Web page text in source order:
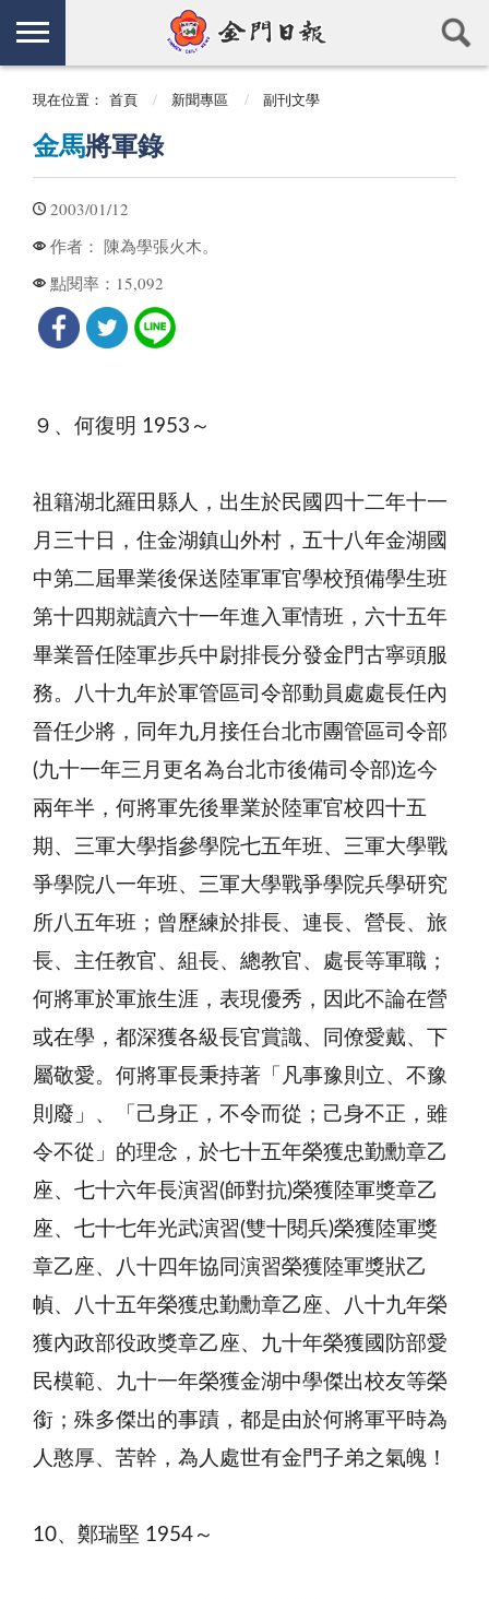
現在位置： 首頁 新聞專區 副刊文學
金馬將軍錄
2003/01/12
作者： 陳為學張火木。
點閱率： 15,092
９、何復明 1953～
祖籍湖北羅田縣人，出生於民國四十二年十一
月三十日，住金湖鎮山外村，五十八年金湖國
中第二屆畢業後保送陸軍軍官學校預備學生班
第十四期就讀六十一年進入軍情班，六十五年
畢業晉任陸軍步兵中尉排長分發金門古寧頭服
務。八十九年於軍管區司令部動員處處長任內
晉任少將，同年九月接任台北市團管區司令部
(九十一年三月更名為台北市後備司令部)迄今
兩年半，何將軍先後畢業於陸軍官校四十五
期、三軍大學指參學院七五年班、三軍大學戰
爭學院八一年班、三軍大學戰爭學院兵學研究
所八五年班；曾歷練於排長、連長、營長、旅
長、主任教官、組長、總教官、處長等軍職；
何將軍於軍旅生涯，表現優秀，因此不論在營
或在學，都深獲各級長官賞識、同僚愛戴、下
屬敬愛。何將軍長秉持著「凡事豫則立、不豫
則廢」、「己身正，不令而從；己身不正，雖
令不從」的理念，於七十五年榮獲忠勤勳章乙
座、七十六年長演習(師對抗)榮獲陸軍獎章乙
座、七十七年光武演習(雙十閱兵)榮獲陸軍獎
章乙座、八十四年協同演習榮獲陸軍獎狀乙
幀、八十五年榮獲忠勤勳章乙座、八十九年榮
獲內政部役政獎章乙座、九十年榮獲國防部愛
民模範、九十一年榮獲金湖中學傑出校友等榮
銜；殊多傑出的事蹟，都是由於何將軍平時為
人憨厚、苦幹，為人處世有金門子弟之氣魄！
10、鄭瑞堅 1954～